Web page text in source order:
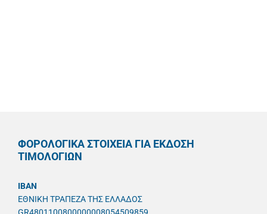
ΦΟΡΟΛΟΓΙΚΑ ΣΤΟΙΧΕΙΑ ΓΙΑ ΕΚΔΟΣΗ
ΤΙΜΟΛΟΓΙΩΝ
IBAN
ΕΘΝΙΚΗ ΤΡΑΠΕΖΑ ΤΗΣ ΕΛΛΑΔΟΣ